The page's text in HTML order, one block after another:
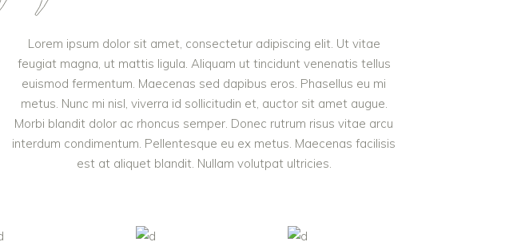
Lorem ipsum dolor sit amet, consectetur adipiscing elit. Ut vitae
feugiat magna, ut mattis ligula. Aliquam ut tincidunt venenatis tellus
euismod fermentum. Maecenas sed dapibus eros. Phasellus eu mi
metus. Nunc mi nisl, viverra id sollicitudin et, auctor sit amet augue.
Morbi blandit dolor ac rhoncus semper. Donec rutrum risus vitae arcu
interdum condimentum. Pellentesque eu ex metus. Maecenas facilisis
est at aliquet blandit. Nullam volutpat ultricies.